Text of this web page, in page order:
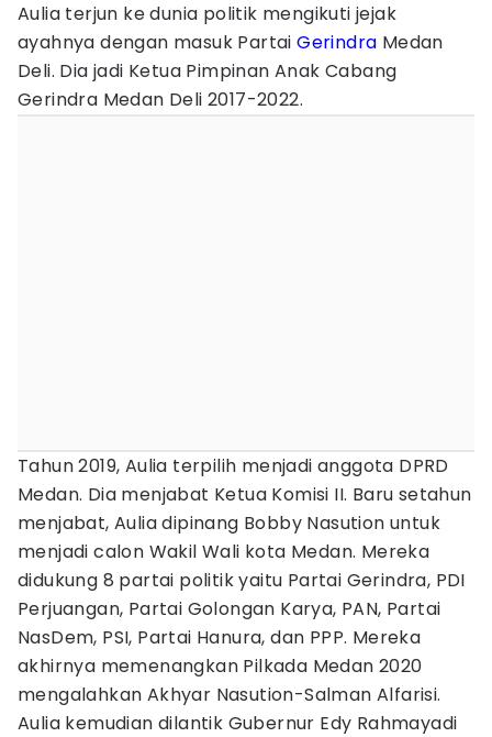
Aulia terjun ke dunia politik mengikuti jejak
ayahnya dengan masuk PartaiGerindra Medan
Deli. Dia jadi Ketua Pimpinan Anak Cabang
Gerindra Medan Deli 2017-2022.
Tahun 2019, Aulia terpilih menjadi anggota DPRD
Medan. Dia menjabat Ketua Komisi II. Baru setahun
menjabat, Aulia dipinang Bobby Nasution untuk
menjadi calon Wakil Wali kota Medan. Mereka
didukung 8 partai politik yaitu Partai Gerindra, PDI
Perjuangan, Partai Golongan Karya, PAN, Partai
NasDem, PSI, Partai Hanura, dan PPP. Mereka
akhirnya memenangkan Pilkada Medan 2020
mengalahkan Akhyar Nasution-Salman Alfarisi.
Aulia kemudian dilantik Gubernur Edy Rahmayadi